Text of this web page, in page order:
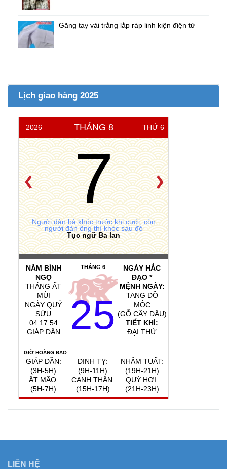
Găng tay vải trắng lắp ráp linh kiện điện tử
Lịch giao hàng 2025
2026 THÁNG 8 THỨ 6
7
Người đàn bà khóc trước khi cưới, còn
người đàn ông thì khóc sau đó
Tục ngữ Ba lan
NĂM BÍNH
NGỌ
THÁNG ẤT
MÙI
NGÀY QUÝ
SỬU
04:17:54
GIÁP DẦN
THÁNG 6
25
NGÀY HẮC
ĐẠO *
MỆNH NGÀY:
TANG ĐỒ
MỘC
(GỖ CÂY DÂU)
TIẾT KHÍ:
ĐẠI THỬ
GIỜ HOÀNG ĐẠO
GIÁP DẦN:
(3H-5H)
ẤT MÃO:
(5H-7H)
ĐINH TỴ:
(9H-11H)
CANH THÂN:
(15H-17H)
NHÂM TUẤT:
(19H-21H)
QUÝ HỢI:
(21H-23H)
LIÊN HỆ